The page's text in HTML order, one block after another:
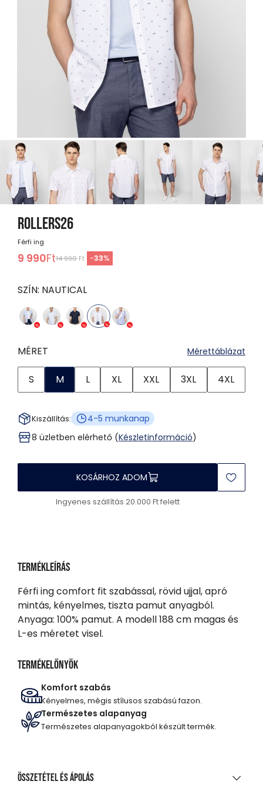
ROLLERS26
Férfi ing
9 990Ft14 990 Ft -33%
SZÍN: NAUTICAL
MÉRET Mérettáblázat
S M L XL XXL 3XL 4XL
Kiszállítás:
4-5 munkanap
8 üzletben elérhető (Készletinformáció)
KOSÁRHOZ ADOM
Ingyenes szállítás 20.000 Ft felett
Termékleírás
Férfi ing comfort fit szabással, rövid ujjal, apró
mintás, kényelmes, tiszta pamut anyagból.
Anyaga: 100% pamut. A modell 188 cm magas és
L-es méretet visel.
Termékelőnyök
Komfort szabás
Kényelmes, mégis stílusos szabású fazon.
Természetes alapanyag
Természetes alapanyagokból készült termék.
Összetétel és ápolás